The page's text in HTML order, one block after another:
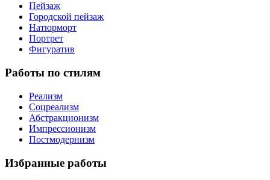
Пейзаж
Городской пейзаж
Натюрморт
Портрет
Фигуратив
Работы по стилям
Реализм
Соцреализм
Абстракционизм
Импрессионизм
Постмодернизм
Избранные работы